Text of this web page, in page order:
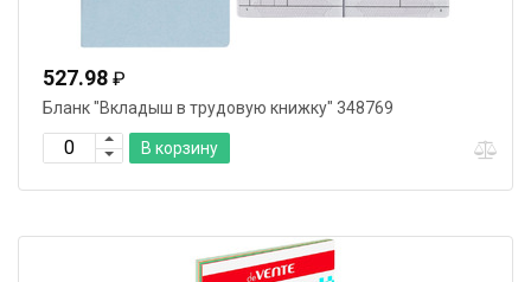
527.98 ₽
Бланк "Вкладыш в трудовую книжку" 348769
В корзину